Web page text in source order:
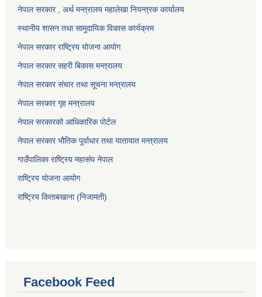
नेपाल सरकार , अर्थ मन्त्रालय महालेखा नियन्त्रक कार्यालय
स्थानीय शासन तथा सामुदायिक विकास कार्यक्रम
नेपाल सरकार राष्ट्रिय योजना आयोग
नेपाल सरकार सहरी बिकास मन्त्रालय
नेपाल सरकार संचार तथा सूचना मन्त्रालय
नेपाल सरकार गृह मन्त्रालय
नेपाल सरकारको आधिकारिक पोर्टल
नेपाल सरकार भौतिक पूर्वाधार तथा यातायात मन्त्रालय
गाउँपालिका राष्ट्रिय महासंघ नेपाल
राष्ट्रिय योजना आयोग
राष्ट्रिय किताबखाना (निजामती)
Facebook Feed